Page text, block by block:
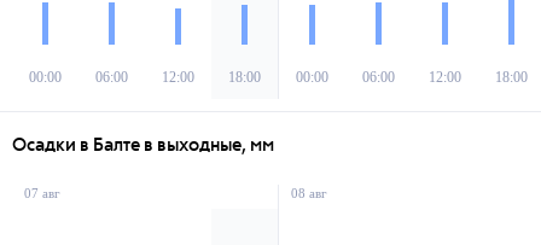
00:00 06:00 12:00 18:00 00:00 06:00 12:00 18:00
Осадки в Балте в выходные, мм
07 авг 08 авг